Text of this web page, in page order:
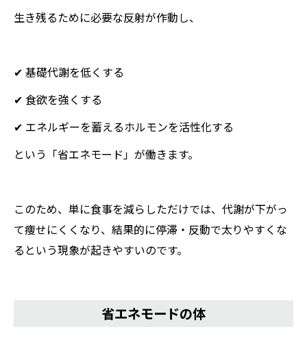
生き残るために必要な反射が作動し、
✔ 基礎代謝を低くする
✔ 食欲を強くする
✔ エネルギーを蓄えるホルモンを活性化する
という「省エネモード」が働きます。
このため、単に食事を減らしただけでは、代謝が下がっ
て痩せにくくなり、結果的に停滞・反動で太りやすくな
るという現象が起きやすいのです。
省エネモードの体